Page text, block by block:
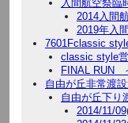
入間航空祭臨
2014入間
2019年入
7601Fclassic
classic style
FINAL RUN
自由が丘非常渡
自由が丘下り
2014/11/09